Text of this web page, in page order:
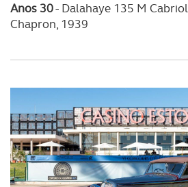
Anos 30- Dalahaye 135 M
Chapron, 1939